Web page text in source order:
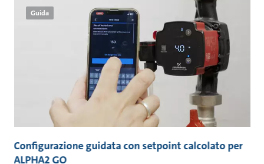
Guida
Configurazione guidata con setpoint calcolato per
ALPHA2 GO